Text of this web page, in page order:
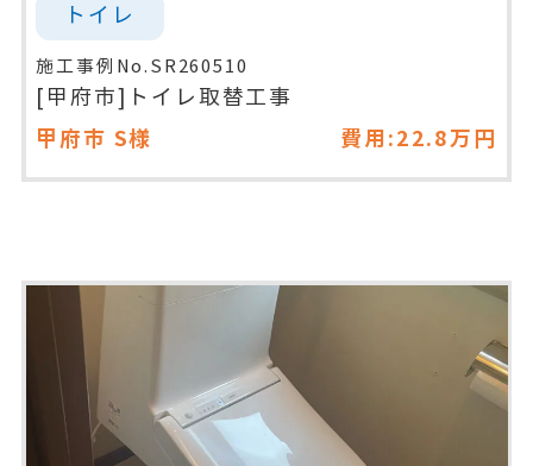
トイレ
施工事例No.SR260510
[甲府市]トイレ取替工事
甲府市 S様 費用:22.8万円